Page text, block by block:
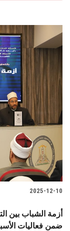
2025-12-10
أزمة الشباب بين
ضمن فعاليات